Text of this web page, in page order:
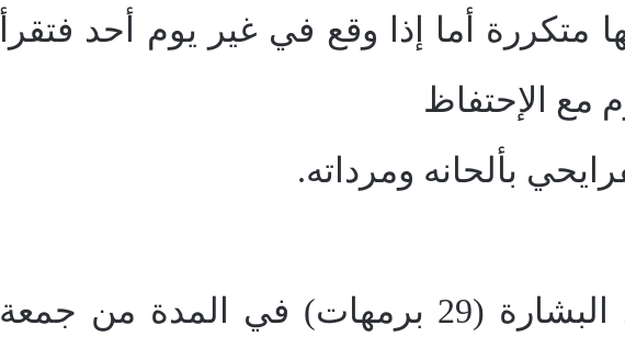
متكررة أما إذا وقع في غير يوم أحد فتقرأ
مع الإحتفاظ
بألحانه ومرداته.
إذا وقع عيد البشارة (29 برمهات) في المدة من جمعة